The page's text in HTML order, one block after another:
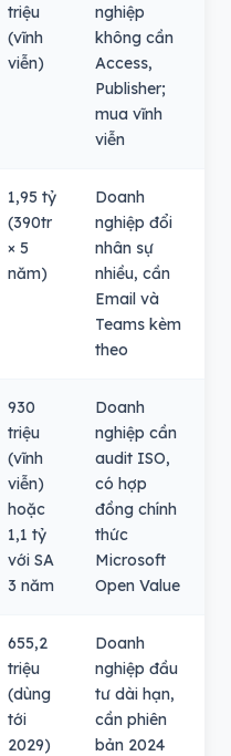
triệu
(vĩnh
viễn)
nghiệp
không cần
Access,
Publisher;
mua vĩnh
viễn
1,95 tỷ
(390tr
× 5
năm)
Doanh
nghiệp đổi
nhân sự
nhiều, cần
Email và
Teams kèm
theo
930
triệu
(vĩnh
viễn)
hoặc
1,1 tỷ
với SA
3 năm
Doanh
nghiệp cần
audit ISO,
có hợp
đồng chính
thức
Microsoft
Open Value
655,2
triệu
(dùng
tới
2029)
Doanh
nghiệp đầu
tư dài hạn,
cần phiên
bản 2024